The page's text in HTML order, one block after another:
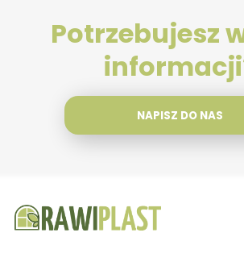
Potrzebujesz
NAPISZ DO NAS